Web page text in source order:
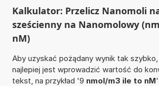
Kalkulator: Przelicz Nanomoli
sześcienny na Nanomolowy
nM)
Aby uzyskać pożądany wynik tak
najlepiej jest wprowadzić wartość do
tekst, na przykład '9 nmol/m3 ile to nM